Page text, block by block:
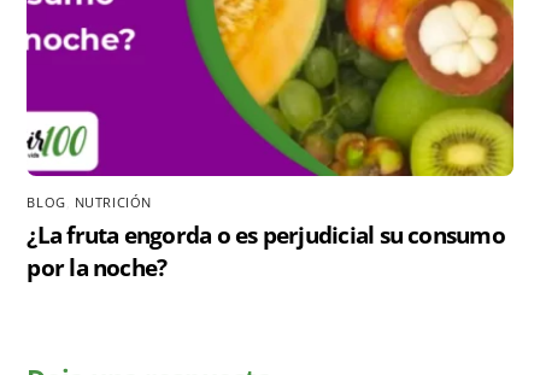
BLOG NUTRICIÓN
¿La fruta engorda o es perjudicial su consumo
por la noche?